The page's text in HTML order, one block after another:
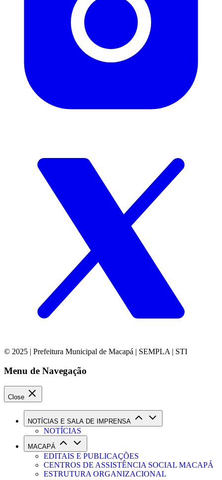
© 2025 | Prefeitura Municipal de Macapá | SEMPLA | STI
Menu de Navegação
Close
NOTÍCIAS E SALA DE IMPRENSA
NOTÍCIAS
MACAPÁ
EDITAIS E PUBLICAÇÕES
CENTROS DE ASSISTÊNCIA SOCIAL MACAPÁ
ESTRUTURA ORGANIZACIONAL